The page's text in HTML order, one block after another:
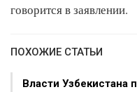
говорится в заявлении.
ПОХОЖИЕ СТАТЬИ
Власти Узбекистана